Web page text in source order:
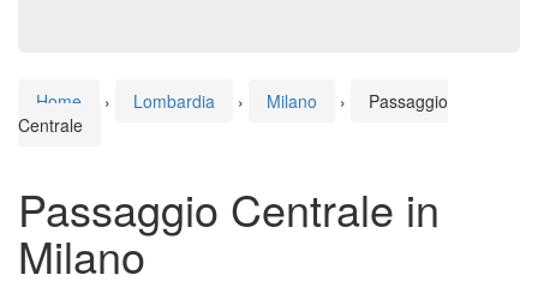
Home › Lombardia › Milano ›
Passaggio
Centrale
Passaggio Centrale in
Milano